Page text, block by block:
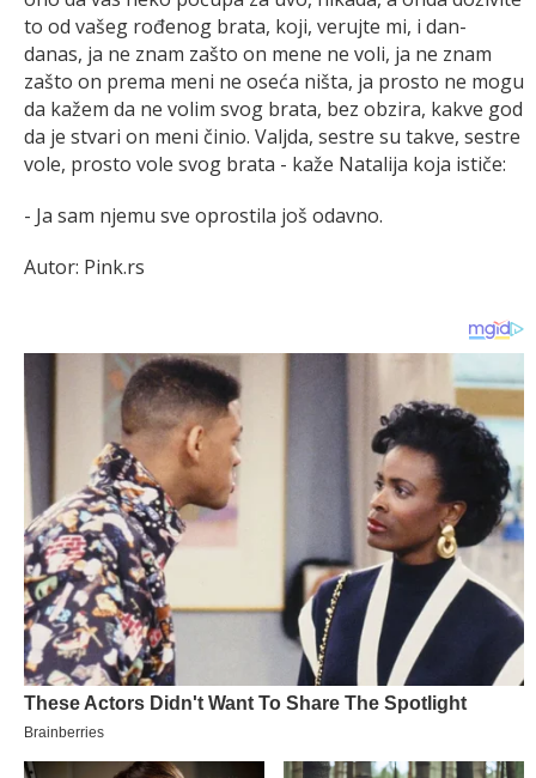
to od vašeg rođenog brata, koji, verujte mi, i dan-
danas, ja ne znam zašto on mene ne voli, ja ne znam
zašto on prema meni ne oseća ništa, ja prosto ne mogu
da kažem da ne volim svog brata, bez obzira, kakve god
da je stvari on meni činio. Valjda, sestre su takve, sestre
vole, prosto vole svog brata - kaže Natalija koja ističe:
- Ja sam njemu sve oprostila još odavno.
Autor: Pink.rs